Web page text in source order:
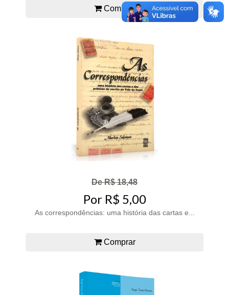
Comprar
De R$ 18,48
Por R$ 5,00
As correspondências: uma história das cartas e...
Comprar